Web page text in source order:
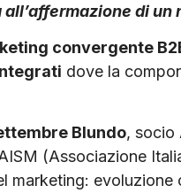
di
convergente
dove la
Blundo, socio
(Associazione
marketing: evoluzione